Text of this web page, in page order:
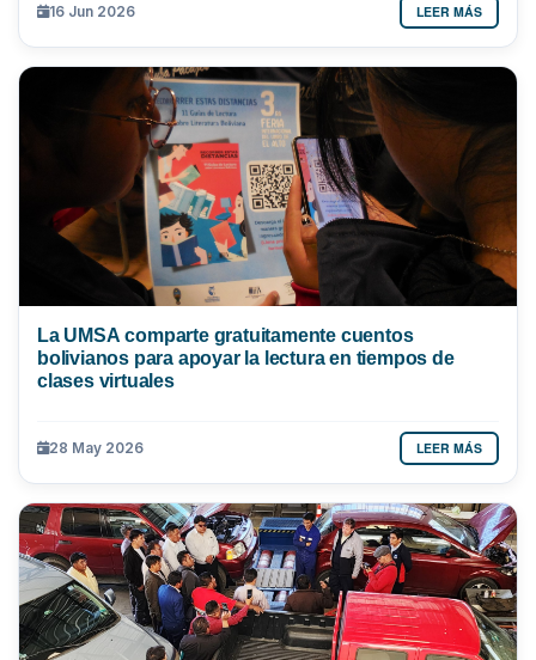
16 Jun 2026 LEER MÁS
La UMSA comparte gratuitamente cuentos
bolivianos para apoyar la lectura en tiempos de
clases virtuales
28 May 2026 LEER MÁS